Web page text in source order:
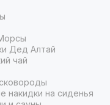
Дед Алтай
чай
накидки на сиденья